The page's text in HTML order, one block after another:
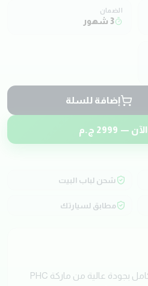
الضمان
3 شهور
إضافة للسلة
—
2999 ج.م
شحن لباب البيت
مطابق لسيارتك
احصل الآن على طقم دبرياج كامل بجودة عالية من ماركة PHC